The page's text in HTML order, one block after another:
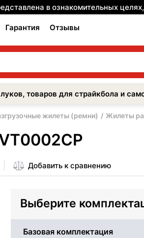
в ознакомительных
Гарантия Отзывы
товаров для страйкбола и
жилеты (ремни) Жилеты
Добавить к сравнению
Выберите
Базовая комплектация